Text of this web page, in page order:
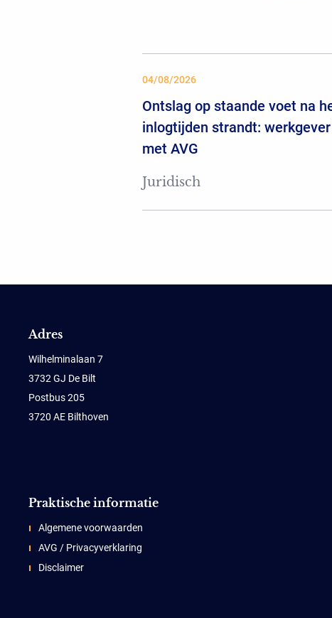
04/08/2026
Ontslag op staande voet na
inlogtijden strandt:
met AVG
Juridisch
Adres
Wilhelminalaan 7
3732 GJ De Bilt
Postbus 205
3720 AE Bilthoven
Praktische informatie
Algemene voorwaarden
AVG / Privacyverklaring
Disclaimer